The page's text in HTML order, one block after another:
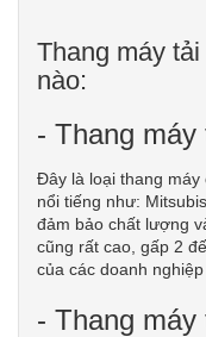
Thang máy
nào:
- Thang máy
Đây là loại thang
nổi tiếng như:
đảm bảo chất lượng
cũng rất cao, gấp 2
của các doanh
- Thang máy